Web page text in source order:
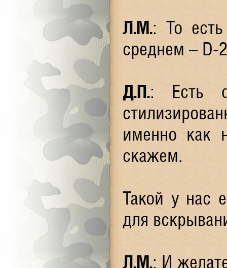
Л.М.: То
среднем – D-
Д.П.: Есть
именно как
скажем.
Такой у нас
для
Л.М.: И